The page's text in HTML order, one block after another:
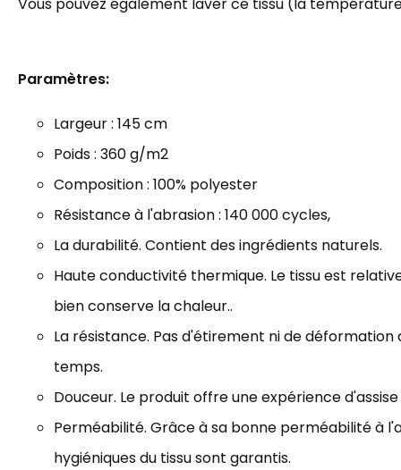
Paramètres:
Largeur : 145 cm
Poids : 360 g/m2
Composition : 100% polyester
Résistance à l'abrasion : 140000 cycles,
La durabilité. Contient des ingrédients naturels.
Haute conductivité thermique. Le tissu est
bienconserve la chaleur..
La résistance. Pas d'étirement ni de déformation
temps.
Douceur. Le produit offre une expérience
Perméabilité. Grâce à sa bonne perméabilité à
hygiéniques du tissu sont garantis.